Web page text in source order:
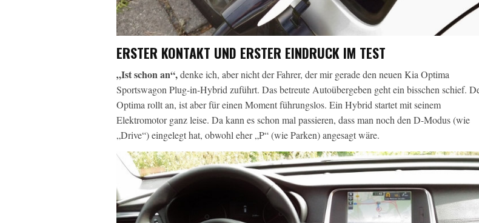
ERSTER KONTAKT UND ERSTER EINDRUCK IM TEST
„Ist schon an“,denke ich, aber nicht der Fahrer, der mir gerade den neuen Kia Optima
Sportswagon Plug-in-Hybrid zuführt. Das betreute Autoübergeben geht ein bisschen schief.
Optima rollt an, ist aber für einen Moment führungslos. Ein Hybrid startet mit seinem
Elektromotor ganz leise. Da kann es schon mal passieren, dass man noch den D-Modus (wie
„Drive“) eingelegt hat, obwohl eher „P“ (wie Parken) angesagt wäre.